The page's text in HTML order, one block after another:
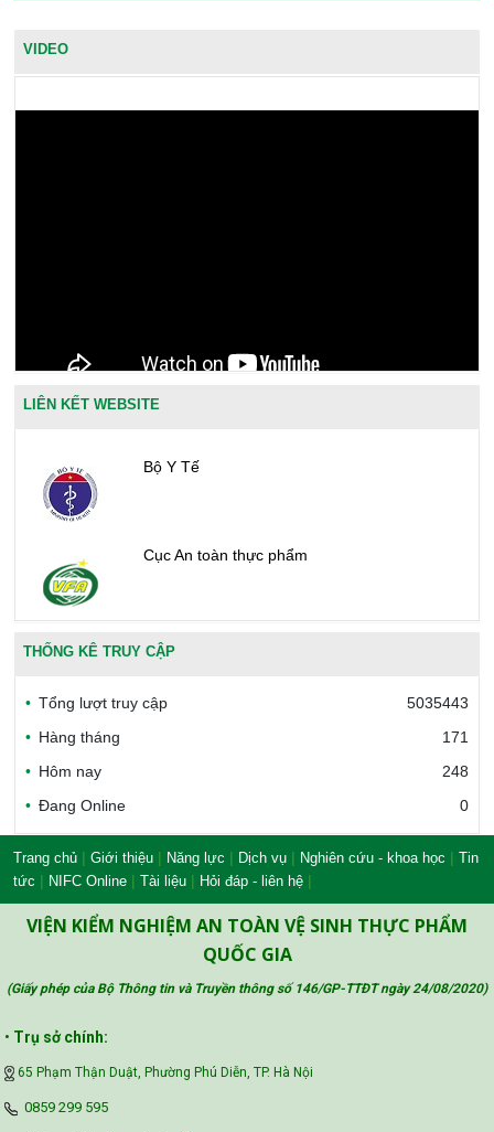
VIDEO
LIÊN KẾT WEBSITE
Bộ Y Tế
Cục An toàn thực phẩm
Văn phòng công nhận chất lượng
Công đoàn Y tế Việt Nam
Safe Food for Growth Project (SAFEGRO)
Vietnam Center for Food Safety Risk
THỐNG KÊ TRUY CẬP
Tổng lượt truy cập
5035443
Hàng tháng
171
Hôm nay
248
Đang Online
0
Trang chủ | Giới thiệu | Năng lực | Dịch vụ | Nghiên cứu - khoa học | Tin
tức | NIFC Online | Tài liệu | Hỏi đáp - liên hệ |
VIỆN KIỂM NGHIỆM AN TOÀN VỆ SINH THỰC PHẨM
QUỐC GIA
(Giấy phép của Bộ Thông tin và Truyền thông số 146/GP-TTĐT ngày 24/08/2020)
• Trụ sở chính:
65 Phạm Thận Duật, Phường Phú Diễn, TP. Hà Nội
‪0859 299 595‬